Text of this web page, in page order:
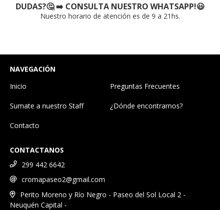
DUDAS?🤔 ➡️ CONSULTA NUESTRO WHATSAPP!😃
Nuestro horario de atención es de 9 a 21hs.
NAVEGACIÓN
Inicio
Preguntas Frecuentes
Sumate a nuestro Staff ¿Dónde encontrarnos?
Contacto
CONTACTANOS
299 442 6642
cromapaseo2@gmail.com
Perito Moreno y Río Negro - Paseo del Sol Local 2 -
Neuquén Capital -